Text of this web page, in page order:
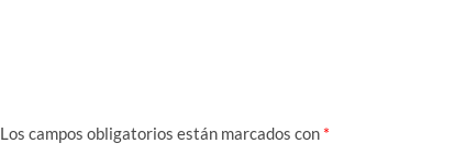
Los campos obligatorios están marcados con *